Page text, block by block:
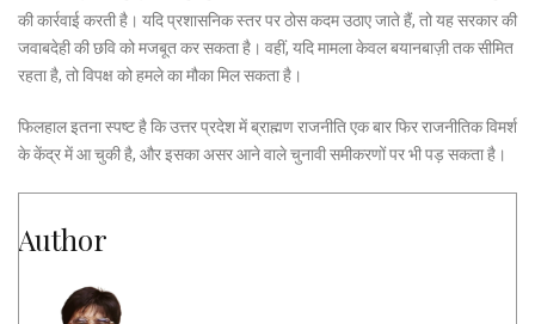
की कार्रवाई करती है। यदि प्रशासनिक स्तर पर ठोस कदम उठाए जाते हैं, तो यह सरकार की
जवाबदेही की छवि को मजबूत कर सकता है। वहीं, यदि मामला केवल बयानबाज़ी तक सीमित
रहता है, तो विपक्ष को हमले का मौका मिल सकता है।
फिलहाल इतना स्पष्ट है कि उत्तर प्रदेश में ब्राह्मण राजनीति एक बार फिर राजनीतिक विमर्श
के केंद्र में आ चुकी है, और इसका असर आने वाले चुनावी समीकरणों पर भी पड़ सकता है।
Author